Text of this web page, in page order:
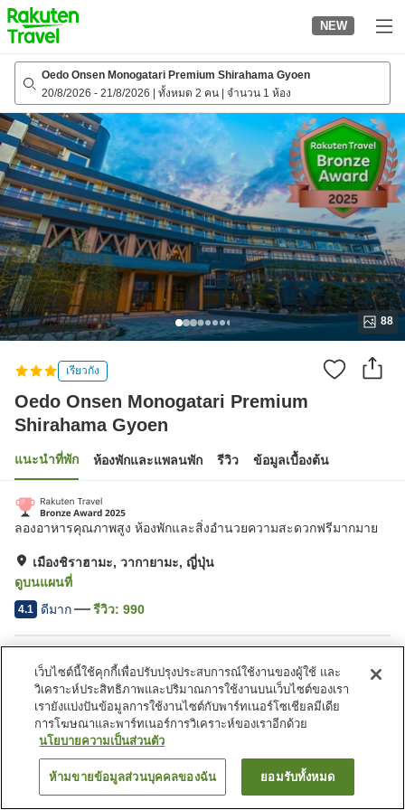
to
top
page
NEW
Oedo Onsen Monogatari Premium Shirahama Gyoen
20/8/2026 - 21/8/2026 ทั้งหมด 2 คน จำนวน 1 ห้อง
88
เรียวกัง
Oedo Onsen Monogatari Premium
Shirahama Gyoen
แนะนำที่พัก ห้องพักและแพลนพัก รีวิว ข้อมูลเบื้องต้น
ลองอาหารคุณภาพสูง ห้องพักและสิ่งอำนวยความสะดวกฟรีมากมาย
เมืองชิราฮามะ, วากายามะ, ญี่ปุ่น
ดูบนแผนที่
4.1 ดีมาก รีวิว: 990
สิ่งอำนวยความสะดวกในที่พัก
ที่จอดรถ
ซาวน่า
สปา/บิวตี้ซาลอน
สระว่ายน้ำ
Oedo Onsen Monogatari Premium Shirahama Gyoen
ค้นหาห้องพัก
เว็บไซต์นี้ใช้คุกกี้เพื่อปรับปรุงประสบการณ์ใช้งานของผู้ใช้ และ
วิเคราะห์ประสิทธิภาพและปริมาณการใช้งานบนเว็บไซต์ของเรา
เรายังแบ่งปันข้อมูลการใช้งานไซต์กับพาร์ทเนอร์โซเชียลมีเดีย
การโฆษณาและพาร์ทเนอร์การวิเคราะห์ของเราอีกด้วย
นโยบายความเป็นส่วนตัว
ห้ามขายข้อมูลส่วนบุคคลของฉัน ยอมรับทั้งหมด